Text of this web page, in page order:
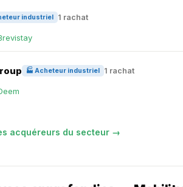
industriel 1 rachat
🏭 Acheteur industriel 1 rachat
acquéreurs du secteur →